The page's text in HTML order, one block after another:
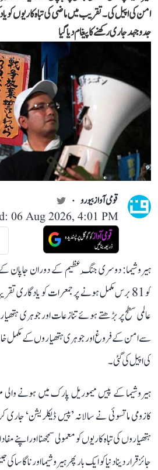
امن کی اپیل کی۔ تقریب میں ماضی کی تباہ کاریوں کو
جدوجہد جاری رکھنے کا پیغام دیا گیا
قومی آواز بیورو
06 Aug 2026, 4:01 PM
ہیروشیما: دوسری جنگِ عظیم کے دوران جاپان کے
کو 81 برس مکمل ہونے پر جمعرات کو یادگاری
عالمی سطح پر بڑھتے ہوئے تنازعات اور جوہری
سے امن کے فروغ اور جوہری ہتھیاروں کے مکمل
کی اپیل کی گئی۔
ہیروشیما کے پیس میموریل پارک میں ہونے
کازومی ماتسوئی نے سالانہ ’پیس ڈیکلریشن‘
ہتھیاروں کی تباہ کاریوں کو معمولی سمجھنا اور
جائز قرار دینا دنیا کو ایک بار پھر ہیروشیما اور